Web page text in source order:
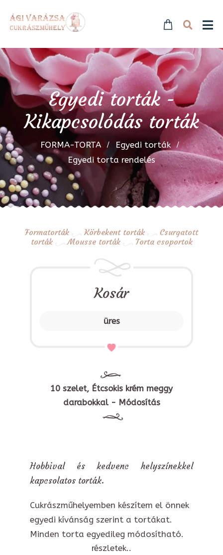
Egyedi torták -
Kikapcsolódás torták
FORMA-TORTA
Egyedi torták
Egyedi torta rendelés
Formatorták Körbekent torták
Csurgatott
torták
Mousse torták Torta csoportok
Kosár
üres
10 szelet, Étcsokis krém meggy
darabokkal - Módosítás
Hobbival és kedvenc helyszínekkel
kapcsolatos torták.
Cukrászműhelyemben készítem el önnek
egyedi kívánság szerint a tortákat.
Minden torta egyedileg módosítható.
részletek..